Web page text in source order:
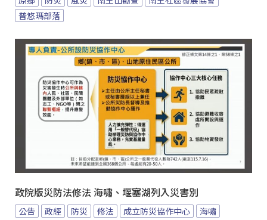
普悠瑪部落
政院版災防法修法 海嘯、堰塞湖列入災害別
公告 政經 防災 修法 成立防災協作中心
海嘯